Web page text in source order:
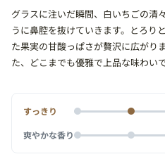
グラスに注いだ瞬間、白いちごの清
うに鼻腔を抜けていきます。とろり
た果実の甘酸っぱさが贅沢に広がり
た、どこまでも優雅で上品な味わいで
すっきり
爽やかな香り